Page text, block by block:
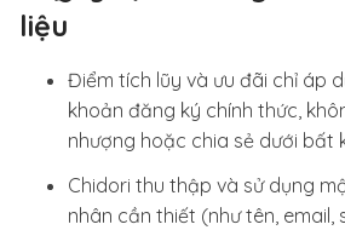
liệu
Điểm tích lũy và ưu đãi chỉ áp
khoản đăng ký chính thức,
nhượng hoặc chia sẻ dưới bất
Chidori thu thập và sử dụng
nhân cần thiết (như tên, email,